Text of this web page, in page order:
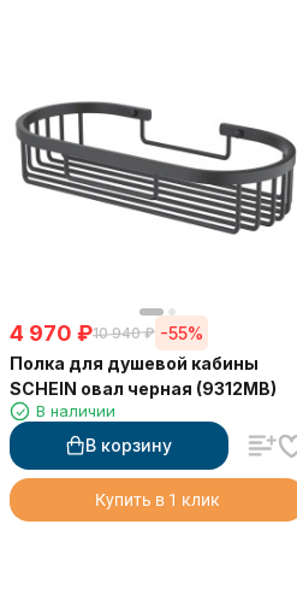
4 970 ₽10 940 ₽ -55%
Полка для душевой кабины
SCHEIN овал черная (9312MB)
В наличии
В корзину
Купить в 1 клик